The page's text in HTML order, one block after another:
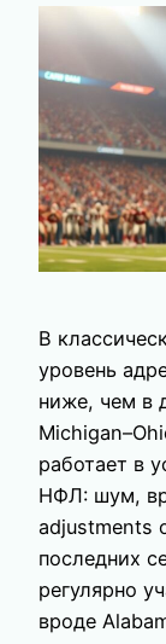
В
уровень
ниже, чем в
работает в
НФЛ: шум,
adjustments
последних
регулярно
вроде